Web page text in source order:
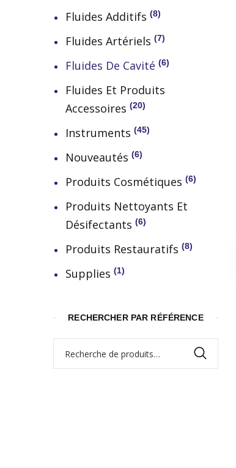
Fluides Additifs 8
Fluides Artériels 7
Fluides De Cavité 6
Fluides Et Produits
Accessoires
20
Instruments 45
Nouveautés 6
Produits Cosmétiques 6
Produits Nettoyants Et
Désifectants
6
Produits Restauratifs 8
Supplies 1
RECHERCHER PAR RÉFÉRENCE